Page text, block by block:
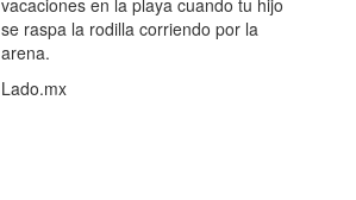
se raspa la rodilla corriendo por la
arena.
Lado.mx